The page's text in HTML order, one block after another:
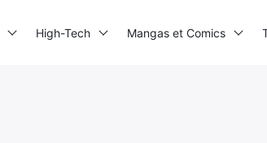
High-Tech Mangas et Comics